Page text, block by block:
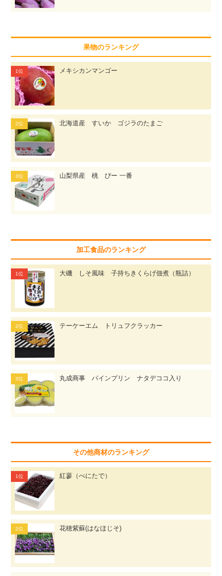
果物のランキング
メキシカンマンゴー
北海道産 すいか ゴジラのたまご
山梨県産 桃 ぴー 一番
加工食品のランキング
大磯 しそ風味 子持ちきくらげ佃煮（瓶詰）
テーケーエム トリュフクラッカー
丸成商事 パインプリン ナタデココ入り
その他商材のランキング
紅蓼（べにたで）
花穂紫蘇(はなほじそ)